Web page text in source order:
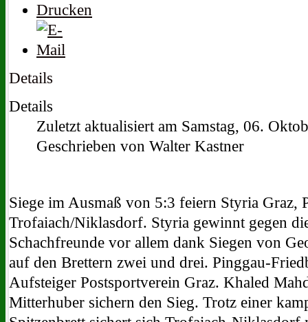
Details
Details
Zuletzt aktualisiert am Samstag, 06.
Geschrieben von Walter Kastner
Siege im Ausmaß von 5:3 feiern Styria Graz,
Trofaiach/Niklasdorf. Styria gewinnt gegen
Schachfreunde vor allem dank Siegen von
auf den Brettern zwei und drei. Pinggau-
Aufsteiger Postsportverein Graz. Khaled
Mitterhuber sichern den Sieg. Trotz einer